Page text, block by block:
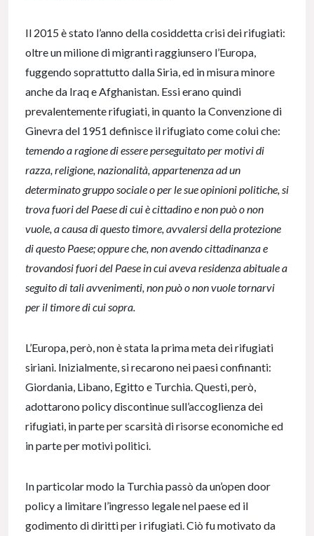
Il 2015 è stato l’anno della cosiddetta crisi dei rifugiati:
oltre un milione di migranti raggiunsero l’Europa,
fuggendo soprattutto dalla Siria, ed in misura minore
anche da Iraq e Afghanistan. Essi erano quindi
prevalentemente rifugiati, in quanto la Convenzione di
Ginevra del 1951 definisce il rifugiato come colui che:
temendo a ragione di essere perseguitato per motivi di
razza, religione, nazionalità, appartenenza ad un
determinato gruppo sociale o per le sue opinioni politiche, si
trova fuori del Paese di cui è cittadino e non può o non
vuole, a causa di questo timore, avvalersi della protezione
di questo Paese; oppure che, non avendo cittadinanza e
trovandosi fuori del Paese in cui aveva residenza abituale a
seguito di tali avvenimenti, non può o non vuole tornarvi
per il timore di cui sopra.
L’Europa, però, non è stata la prima meta dei rifugiati
siriani. Inizialmente, si recarono nei paesi confinanti:
Giordania, Libano, Egitto e Turchia. Questi, però,
adottarono policy discontinue sull’accoglienza dei
rifugiati, in parte per scarsità di risorse economiche ed
in parte per motivi politici.
In particolar modo la Turchia passò da un’open door
policy a limitare l’ingresso legale nel paese ed il
godimento di diritti per i rifugiati. Ciò fu motivato da